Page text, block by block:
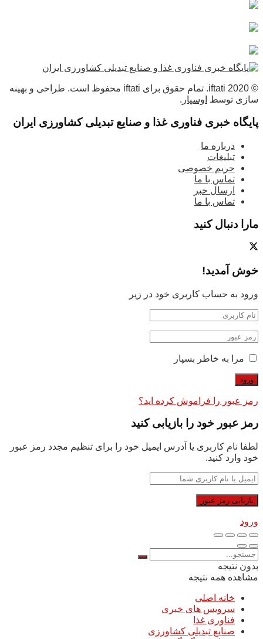
© 2020 iftati. تمام حقوق برای iftati محفوظ است. طراحی و بهینه
سازی توسط اوسپار .
پایگاه خبری فناوری غذا و صنایع تبدیلی کشاورزی ایران
درباره ما
تبلیغات
حریم خصوصی
تماس با ما
ارسال خبر
تماس با ما
مارا دنبال کنید
خوش آمدید!
ورود به حساب کاربری خود در زیر
مرا به خاطر بسپار
رمز عبور را فراموش کرده اید؟
رمز عبور خود را بازیابی کنید
لطفا نام کاربری یا آدرس ایمیل خود را برای تنظیم مجدد رمز عبور
خود وارد کنید.
ورود
بدون نتیجه
مشاهده همه نتیجه
خانه اصلی
سرویس های خبری
فناوری غذا
صنایع تبدیلی کشاورزی